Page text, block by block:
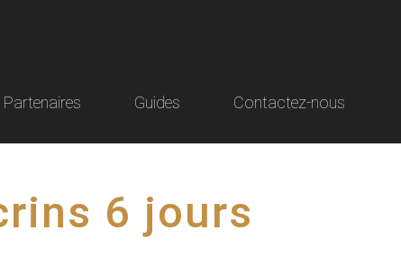
Partenaires Guides Contactez-nous
6 jours